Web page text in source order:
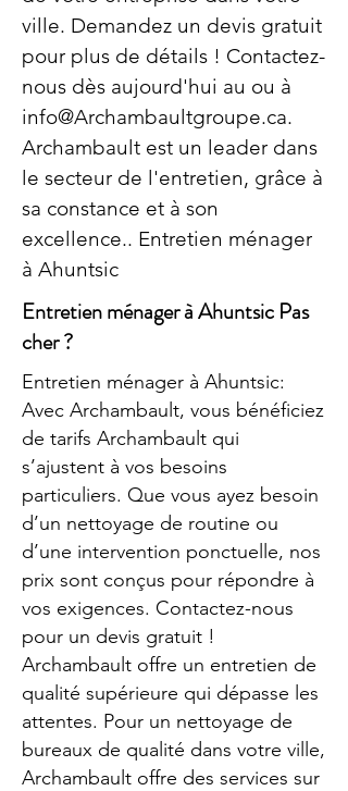
ville. Demandez un devis gratuit
pour plus de détails ! Contactez-
nous dès aujourd'hui au ou à
info@Archambaultgroupe.ca.
Archambault est un leader dans
le secteur de l'entretien, grâce à
sa constance et à son
excellence.. Entretien ménager
à Ahuntsic
Entretien ménager à Ahuntsic Pas
cher ?
Entretien ménager à Ahuntsic:
Avec Archambault, vous bénéficiez
de tarifs Archambault qui
s’ajustent à vos besoins
particuliers. Que vous ayez besoin
d’un nettoyage de routine ou
d’une intervention ponctuelle, nos
prix sont conçus pour répondre à
vos exigences. Contactez-nous
pour un devis gratuit !
Archambault offre un entretien de
qualité supérieure qui dépasse les
attentes. Pour un nettoyage de
bureaux de qualité dans votre ville,
Archambault offre des services sur